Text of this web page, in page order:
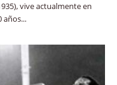
vive actualmente en
años...